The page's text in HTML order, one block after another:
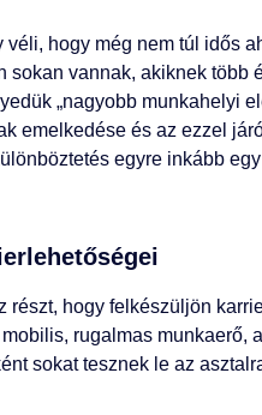
hogy még nem túl idős
vannak, akiknek több
„nagyobb munkahelyi
emelkedése és az ezzel
egyre inkább
részt, hogy felkészüljön
rugalmas munkaerő,
sokat tesznek le az